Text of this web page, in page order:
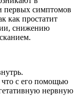
первых симптомов
как простатит
снижению
что с его помощью
нервную